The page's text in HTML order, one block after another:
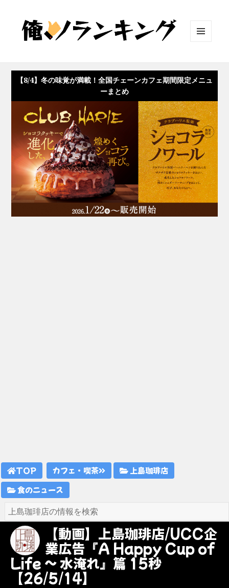
ット
【8/4】冬の味覚が満載！全国チェーンカフェ期間限定メニュ
ーまとめ
TOP カフェ・喫茶
上島珈琲店
食のニュース
【動画】上島珈琲店/UCC企
業広告『A Happy Cup of
Life ~ 水淹れ』篇 15秒
【26/5/14】